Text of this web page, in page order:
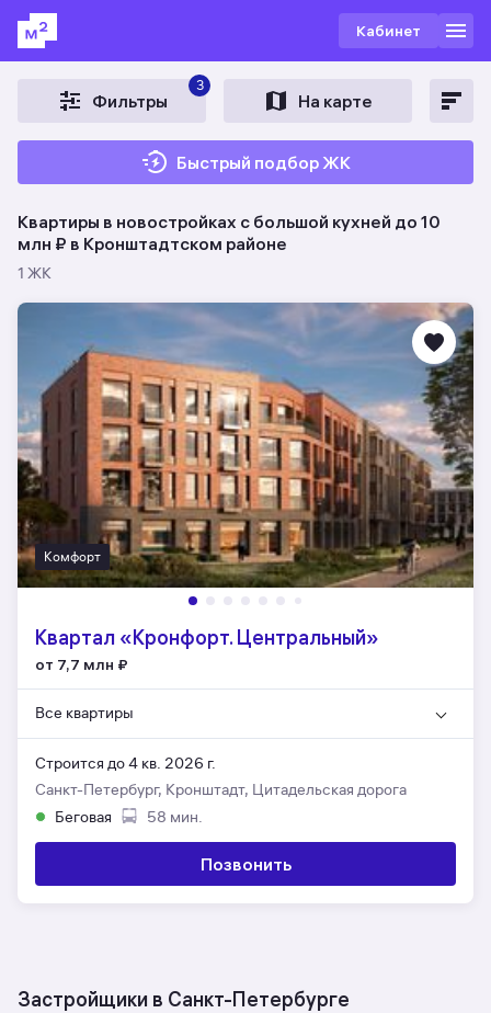
Кабинет
Фильтры
3
На карте
Быстрый подбор ЖК
Квартиры в новостройках c большой кухней до 10
млн ₽ в Кронштадтском районе
1 ЖК
Комфорт
Квартал «Кронфорт. Центральный»
от 7,7 млн ₽
Все квартиры
Строится до 4 кв. 2026 г.
Санкт-Петербург, Кронштадт, Цитадельская дорога
Беговая
58 мин.
Позвонить
Застройщики в Санкт-Петербурге